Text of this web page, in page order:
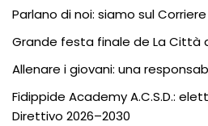
Parlano di noi: siamo sul
Grande festa finale de La Città
Allenare i giovani: una
Fidippide Academy A.C.S.D.:
Direttivo 2026–2030